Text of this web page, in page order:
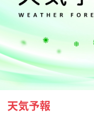
天気予報